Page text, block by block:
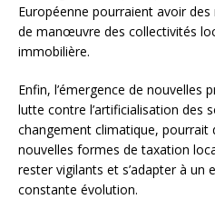
Européenne pourraient avoir
de manœuvre des collectivités
immobilière.
Enfin, l’émergence de nouvelles
lutte contre l’artificialisation des
changement climatique, pourrait
nouvelles formes de taxation
rester vigilants et s’adapter à un
constante évolution.